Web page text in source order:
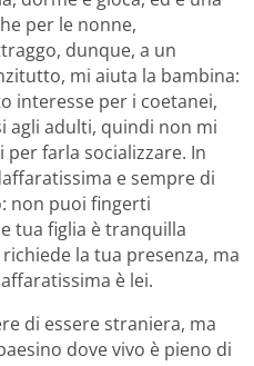
per le nonne,
dunque, a un
mi aiuta la bambina:
interesse per i coetanei,
agli adulti, quindi non mi
farla socializzare. In
e sempre di
non puoi fingerti
tua figlia è tranquilla
la tua presenza, ma
è lei.
di essere straniera, ma
dove vivo è pieno di